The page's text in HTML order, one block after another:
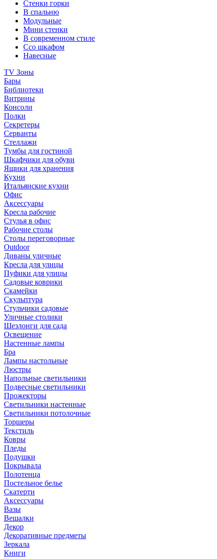
Стенки горки
В спальню
Модульные
Мини стенки
В современном стиле
Ссо шкафом
Навесные
TV Зоны
Бары
Библиотеки
Витрины
Консоли
Полки
Секретеры
Серванты
Стеллажи
Тумбы для гостиной
Шкафчики для обуви
Ящики для хранения
Кухни
Итальянские кухни
Офис
Аксессуары
Кресла рабочие
Стулья в офис
Рабочие столы
Столы переговорные
Outdoor
Диваны уличные
Кресла для улицы
Пуфики для улицы
Садовые коврики
Скамейки
Скульптура
Стульчики садовые
Уличные столики
Шезлонги для сада
Освещение
Hастенные лампы
Бра
Лампы настольные
Люстры
Напольные светильники
Подвесные светильники
Прожекторы
Светильники настенные
Светильники потолочные
Торшеры
Текстиль
Ковры
Пледы
Подушки
Покрывала
Полотенца
Постельное белье
Скатерти
Аксессуары
Вазы
Вешалки
Декор
Декоративные предметы
Зеркала
Книги